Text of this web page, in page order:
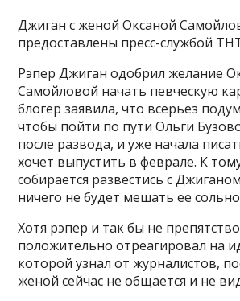
Джиган с женой Оксаной
предоставлены пресс-службой
Рэпер Джиган одобрил желание
Самойловой начать певческую
блогер заявила, что всерьез
чтобы пойти по пути Ольги
после развода, и уже начала
хочет выпустить в феврале. К
собирается развестись с
ничего не будет мешать ее
Хотя рэпер и так бы не
положительно отреагировал на
которой узнал от журналистов,
женой сейчас не общается и не